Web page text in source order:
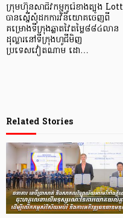
ក្រុមហ៊ុនសាជីវកម្មកូរ៉េខាងត្បូង
បានស្នើសុំដកការវិនិយោគចេញពី
គម្រោងទីក្រុងឆ្លាតវៃតម្លៃ៨៨៤លាន
ដុល្លារនៅទីក្រុងហូជីមិញ
ប្រទេសវៀតណាម ដោ…
Related Stories